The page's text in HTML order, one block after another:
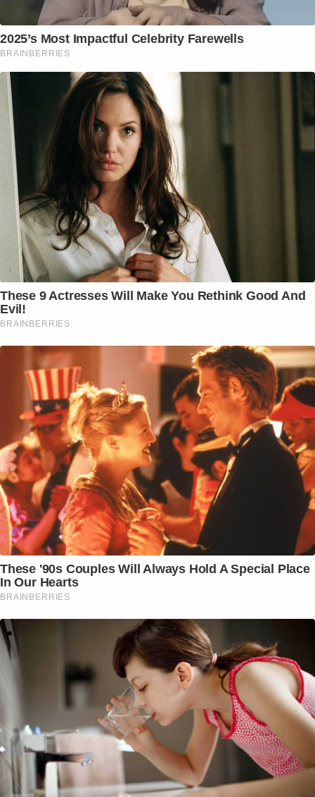
2025’s Most Impactful Celebrity Farewells
BRAINBERRIES
These 9 Actresses Will Make You Rethink Good And
Evil!
BRAINBERRIES
These '90s Couples Will Always Hold A Special Place
In Our Hearts
BRAINBERRIES